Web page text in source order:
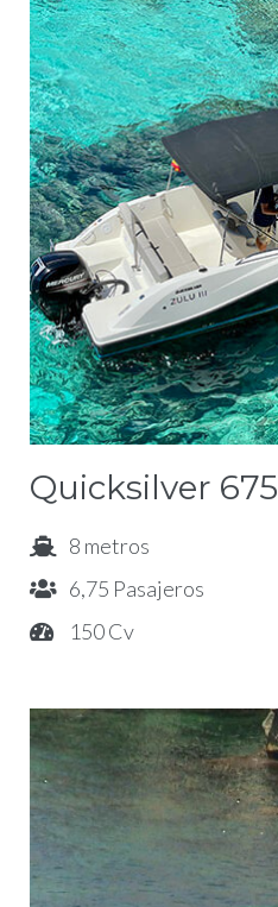
Quicksilver
8 metros
6,75 Pasajeros
150 Cv